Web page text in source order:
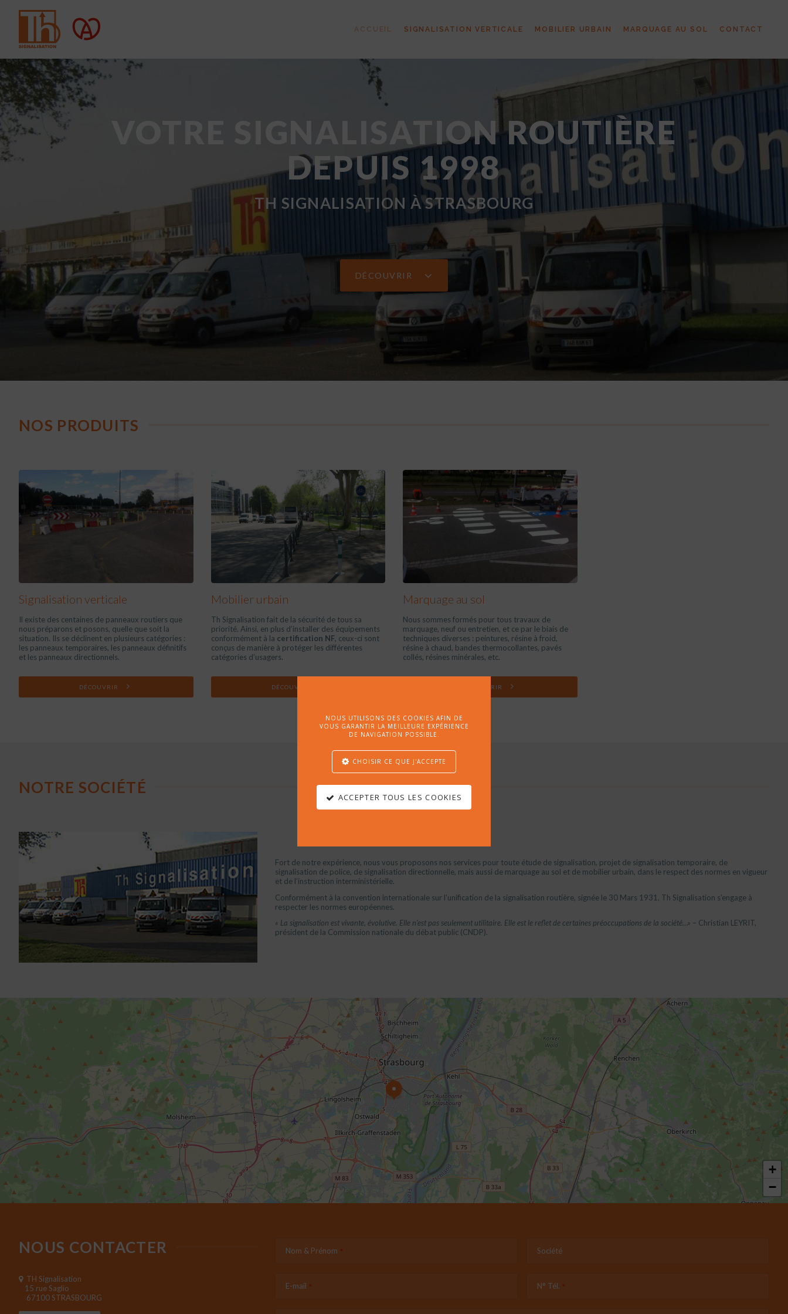
ACCUEIL SIGNALISATION VERTICALE MOBILIER URBAIN MARQUAGE AU SOL CONTACT
VOTRE SIGNALISATION ROUTIÈRE
DEPUIS 1998
TH SIGNALISATION À STRASBOURG
DÉCOUVRIR
NOS PRODUITS
Signalisation verticale
Il existe des centaines de panneaux routiers que
nous préparons et posons, quelle que soit la
situation. Ils se déclinent en plusieurs catégories :
les panneaux temporaires, les panneaux définitifs
et les panneaux directionnels.
DÉCOUVRIR
Mobilier urbain
Th Signalisation fait de la sécurité de tous sa
priorité. Ainsi, en plus d’installer des équipements
conformément à la certification NF, ceux-ci sont
conçus de manière à protéger les différentes
catégories d’usagers.
DÉCOUVRIR
Marquage au sol
Nous sommes formés pour tous travaux de
marquage, neuf ou entretien, et ce par le biais de
techniques diverses : peintures, résine à froid,
résine à chaud, bandes thermocollantes, pavés
collés, résines minérales, etc.
DÉCOUVRIR
NOTRE SOCIÉTÉ
Fort de notre expérience, nous vous proposons nos services pour toute étude de signalisation, projet de signalisation temporaire, de
signalisation de police, de signalisation directionnelle, mais aussi de marquage au sol et de mobilier urbain, dans le respect des normes en vigueur
et de l’instruction interministérielle.
Conformément à la convention internationale sur l’unification de la signalisation routière, signée le 30 Mars 1931, Th Signalisation s’engage à
respecter les normes européennes.
« La signalisation est vivante, évolutive. Elle n’est pas seulement utilitaire. Elle est le reflet de certaines préoccupations de la société…» – Christian LEYRIT,
président de la Commission nationale du débat public (CNDP).
+
−
NOUS CONTACTER
TH Signalisation
15 rue Saglio
67100 STRASBOURG
Nom & Prénom Société
E-mail N° Tél.
NOUS UTILISONS DES COOKIES AFIN DE
VOUS GARANTIR LA MEILLEURE EXPÉRIENCE
DE NAVIGATION POSSIBLE.
CHOISIR CE QUE J'ACCEPTE
ACCEPTER TOUS LES COOKIES